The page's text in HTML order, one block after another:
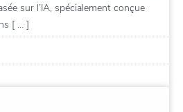
sur l’IA, spécialement conçue
[ … ]